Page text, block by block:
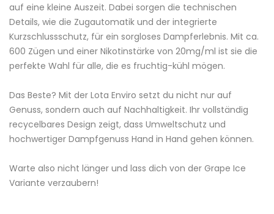
auf eine kleine Auszeit. Dabei sorgen die technischen
Details, wie die Zugautomatik und der integrierte
Kurzschlussschutz, für ein sorgloses Dampferlebnis. Mit ca.
600 Zügen und einer Nikotinstärke von 20mg/ml ist sie die
perfekte Wahl für alle, die es fruchtig-kühl mögen.
Das Beste? Mit der Lota Enviro setzt du nicht nur auf
Genuss, sondern auch auf Nachhaltigkeit. Ihr vollständig
recycelbares Design zeigt, dass Umweltschutz und
hochwertiger Dampfgenuss Hand in Hand gehen können.
Warte also nicht länger und lass dich von der Grape Ice
Variante verzaubern!